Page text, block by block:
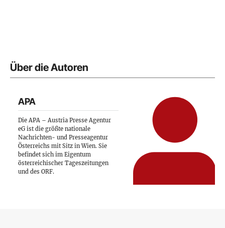
Über die Autoren
APA
Die APA – Austria Presse Agentur
eG ist die größte nationale
Nachrichten- und Presseagentur
Österreichs mit Sitz in Wien. Sie
befindet sich im Eigentum
österreichischer Tageszeitungen
und des ORF.